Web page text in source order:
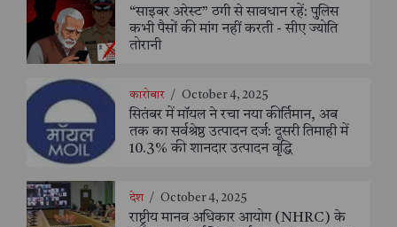
“साइबर अरेस्ट” ठगी से सावधान रहें: पुलिस
कभी पैसों की मांग नहीं करती - सीए ज्योति
तोरानी
कारोबार / October 4, 2025
सितंबर में मॉयल ने रचा नया कीर्तिमान, अब
तक का सर्वश्रेष्ठ उत्पादन दर्ज: दूसरी तिमाही में
10.3% की शानदार उत्पादन वृद्धि
देश / October 4, 2025
राष्ट्रीय मानव अधिकार आयोग (NHRC) के